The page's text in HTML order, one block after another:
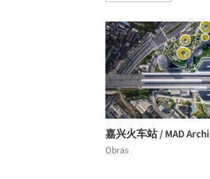
嘉兴火车站 / MAD
Obras